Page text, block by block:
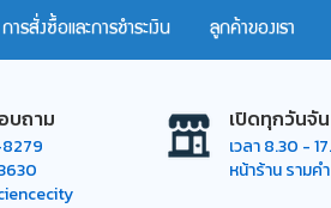
การสั่งซื้อและการชำระเงิน ลูกค้าของเรา
บถาม เปิดทุกวันจั
เวลา 8.30 -
หน้าร้าน รามค